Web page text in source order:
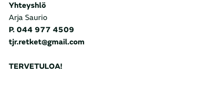
Yhteyshlö
Arja Saurio
P. 044 977 4509
tjr.retket@gmail.com
TERVETULOA!